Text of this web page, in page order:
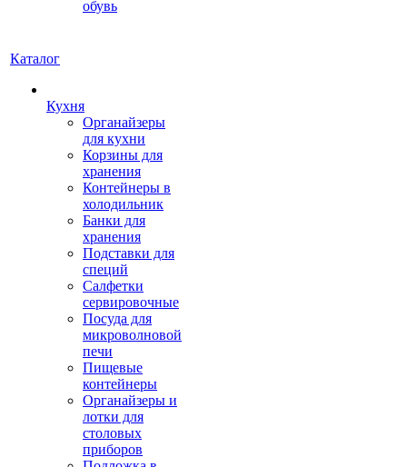
обувь
Каталог
Кухня
Органайзеры
для кухни
Корзины для
хранения
Контейнеры в
холодильник
Банки для
хранения
Подставки для
специй
Салфетки
сервировочные
Посуда для
микроволновой
печи
Пищевые
контейнеры
Органайзеры и
лотки для
столовых
приборов